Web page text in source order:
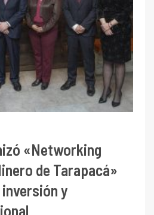
«Networking
de Tarapacá»
y